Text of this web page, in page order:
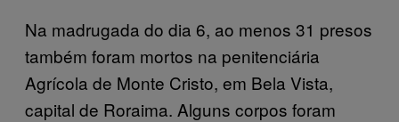
Na madrugada do dia 6, ao menos 31 presos
também foram mortos na penitenciária
Agrícola de Monte Cristo, em Bela Vista,
capital de Roraima. Alguns corpos foram